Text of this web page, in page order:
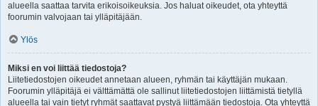
alueella saattaa tarvita erikoisoikeuksia. Jos haluat oikeudet, ota yhteyttä
foorumin valvojaan tai ylläpitäjään.
Ylös
Miksi en voi liittää tiedostoja?
Liitetiedostojen oikeudet annetaan alueen, ryhmän tai käyttäjän mukaan.
Foorumin ylläpitäjä ei välttämättä ole sallinut liitetiedostojen liittämistä tietyllä
alueella tai vain tietyt ryhmät saattavat pystyä liittämään tiedostoja. Ota yhteyttä